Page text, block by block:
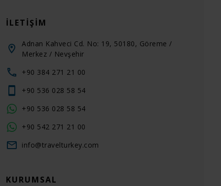
İLETIŞIM
Adnan Kahveci Cd. No: 19, 50180, Göreme /
Merkez / Nevşehir
+90 384 271 21 00
+90 536 028 58 54
+90 536 028 58 54
+90 542 271 21 00
info@travelturkey.com
KURUMSAL